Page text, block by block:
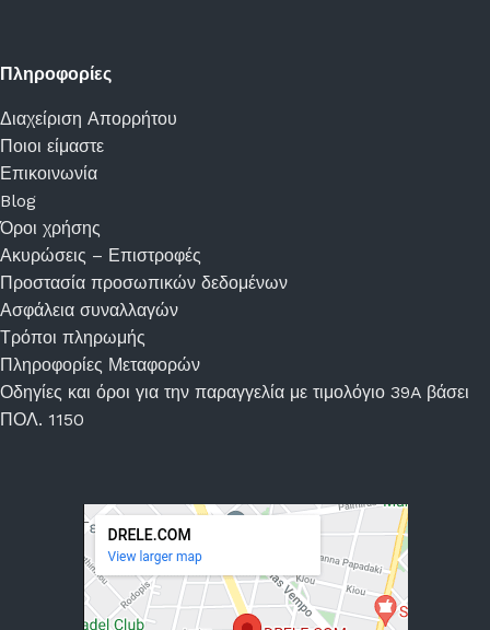
Πληροφορίες
Διαχείριση Απορρήτου
Ποιοι είμαστε
Επικοινωνία
Blog
Όροι χρήσης
Ακυρώσεις – Επιστροφές
Προστασία προσωπικών δεδομένων
Ασφάλεια συναλλαγών
Τρόποι πληρωμής
Πληροφορίες Μεταφορών
Οδηγίες και όροι για την παραγγελία με τιμολόγιο 39A βάσει
ΠΟΛ. 1150